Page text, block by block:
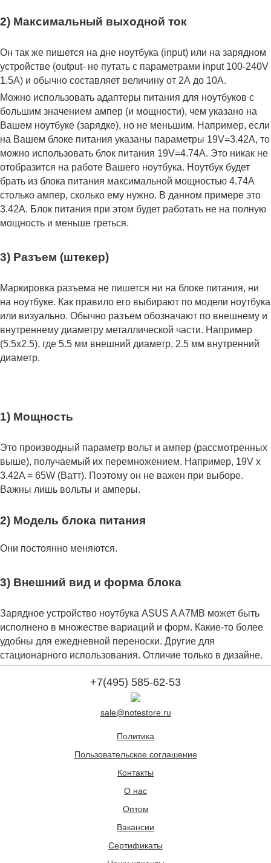
2) Максимальный выходной ток
Он так же пишется на дне ноутбука (input) или на зарядном
устройстве (output- не путать с параметрами input 100-240V
1.5A) и обычно составляет величину от 2А до 10A.
Можно использовать адаптеры питания для ноутбуков с
большим значением ампер (и мощности), чем указано на
Вашем ноутбуке (зарядке), но не меньшим. Например, если
на Вашем блоке питания указаны параметры 19V=3.42A, то
можно использовать блок питания 19V=4.74A. Это никак не
отобразится на работе Вашего ноутбука. Ноутбук будет
брать из блока питания максимальной мощностью 4.74А
столько ампер, сколько ему нужно. В данном примере это
3.42А. Блок питания при этом будет работать не на полную
мощность и меньше греться.
3) Разъем (штекер)
Маркировка разъема не пишется ни на блоке питания, ни
на ноутбуке. Как правило его выбирают по модели ноутбука
или визуально. Обычно разъем обозначают по внешнему и
внутреннему диаметру металлической части. Например
(5.5x2.5), где 5.5 мм внешний диаметр, 2.5 мм внутренний
диаметр.
1) Мощность
Это производный параметр вольт и ампер (рассмотренных
выше), получаемый их перемножением. Например, 19V x
3.42A = 65W (Ватт). Поэтому он не важен при выборе.
Важны лишь вольты и амперы.
2) Модель блока питания
Они постоянно меняются.
3) Внешний вид и форма блока
Зарядное устройство ноутбука ASUS A A7MB может быть
исполнено в множестве вариаций и форм. Какие-то более
удобны для ежедневной переноски. Другие для
стационарного использования. Отличие только в дизайне.
+7(495) 585-62-53
sale@notestore.ru
Политика
Пользовательское соглашение
Контакты
О нас
Оптом
Вакансии
Сертификаты